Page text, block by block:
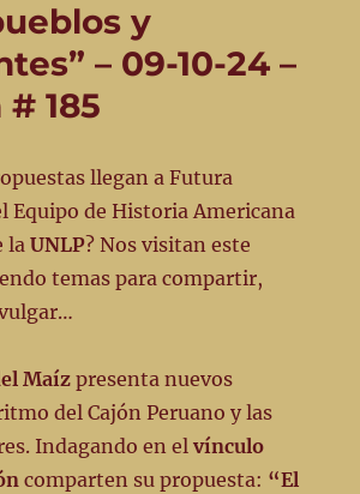
y
–
–
#
190
y
– 09-10-24 –
185
llegan a Futura
Equipo de Historia Americana
laUNLP? Nos visitan este
temas para compartir,
Maíz presenta nuevos
del Cajón Peruano y las
Indagando en elvínculo
comparten su propuesta: “El